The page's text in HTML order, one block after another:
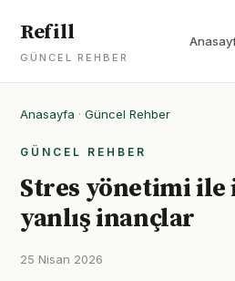
Refill
GÜNCEL REHBER
Anasayfa · Güncel Rehber
GÜNCEL REHBER
Stres yönetimi ile
yanlış inançlar
25 Nisan 2026